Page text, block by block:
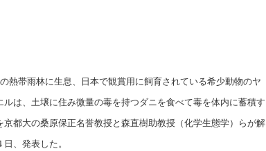
熱帯雨林に生息、日本で観賞用に飼育されている希少動物のヤ
ルは、土壌に住み微量の毒を持つダニを食べて毒を体内に蓄積す
京都大の桑原保正名誉教授と森直樹助教授（化学生態学）らが解
日、発表した。